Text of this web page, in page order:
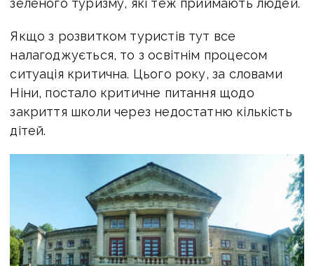
зеленого туризму, які теж приймають людей.
Якщо з розвитком туристів тут все
налагоджується, то з освітнім процесом
ситуація критична. Цього року, за словами
Ніни, постало критичне питання щодо
закриття школи через недостатню кількість
дітей.